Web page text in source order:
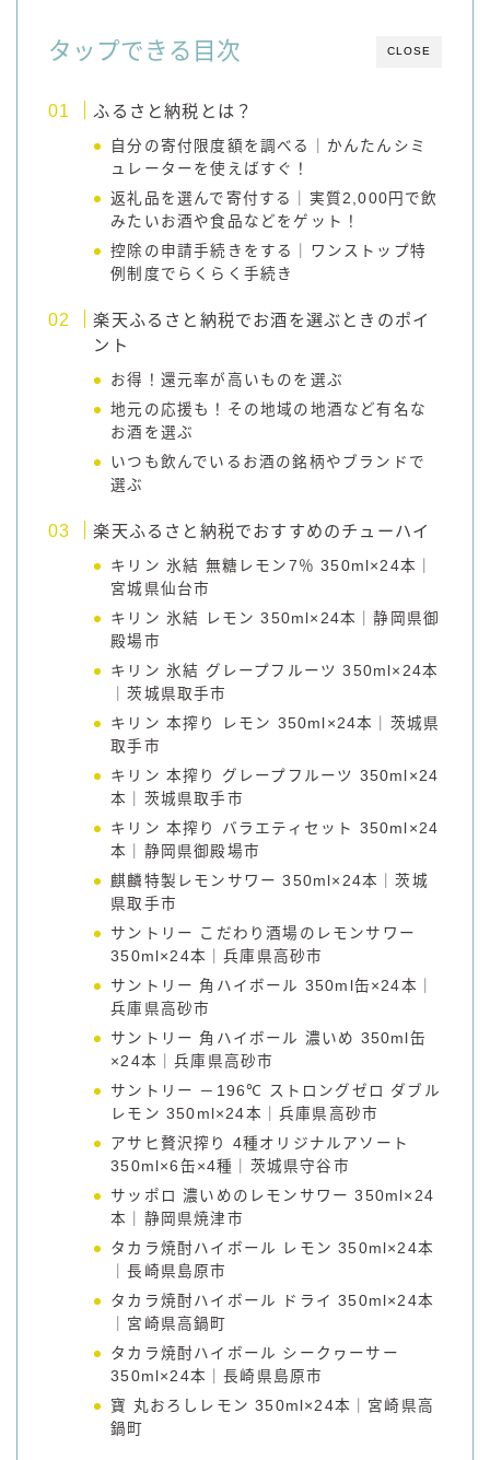
お問い合わせ
CLOSE
タップできる目次
ふるさと納税とは？
自分の寄付限度額を調べる｜かんたんシミ
ュレーターを使えばすぐ！
返礼品を選んで寄付する｜実質2,000円で飲
みたいお酒や食品などをゲット！
控除の申請手続きをする｜ワンストップ特
例制度でらくらく手続き
楽天ふるさと納税でお酒を選ぶときのポイ
ント
お得！還元率が高いものを選ぶ
地元の応援も！その地域の地酒など有名な
お酒を選ぶ
いつも飲んでいるお酒の銘柄やブランドで
選ぶ
楽天ふるさと納税でおすすめのチューハイ
キリン 氷結 無糖レモン7％ 350ml×24本｜
宮城県仙台市
キリン 氷結 レモン 350ml×24本｜静岡県御
殿場市
キリン 氷結 グレープフルーツ 350ml×24本
｜茨城県取手市
キリン 本搾り レモン 350ml×24本｜茨城県
取手市
キリン 本搾り グレープフルーツ 350ml×24
本｜茨城県取手市
キリン 本搾り バラエティセット 350ml×24
本｜静岡県御殿場市
麒麟特製レモンサワー 350ml×24本｜茨城
県取手市
サントリー こだわり酒場のレモンサワー
350ml×24本｜兵庫県高砂市
サントリー 角ハイボール 350ml缶×24本｜
兵庫県高砂市
サントリー 角ハイボール 濃いめ 350ml缶
×24本｜兵庫県高砂市
サントリー －196℃ ストロングゼロ ダブル
レモン 350ml×24本｜兵庫県高砂市
アサヒ贅沢搾り 4種オリジナルアソート
350ml×6缶×4種｜茨城県守谷市
サッポロ 濃いめのレモンサワー 350ml×24
本｜静岡県焼津市
タカラ焼酎ハイボール レモン 350ml×24本
｜長崎県島原市
タカラ焼酎ハイボール ドライ 350ml×24本
｜宮崎県高鍋町
タカラ焼酎ハイボール シークヮーサー
350ml×24本｜長崎県島原市
寶 丸おろしレモン 350ml×24本｜宮崎県高
鍋町